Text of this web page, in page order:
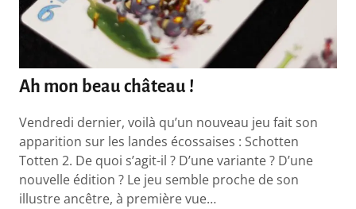
Ah mon beau château !
Vendredi dernier, voilà qu’un nouveau jeu fait son
apparition sur les landes écossaises : Schotten
Totten 2. De quoi s’agit-il ? D’une variante ? D’une
nouvelle édition ? Le jeu semble proche de son
illustre ancêtre, à première vue…